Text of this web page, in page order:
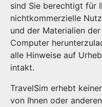
sind Sie berechtigt für
nichtkommerzielle
und der Materialien
Computer
alle Hinweise auf
intakt.
TravelSim erhebt
von Ihnen oder